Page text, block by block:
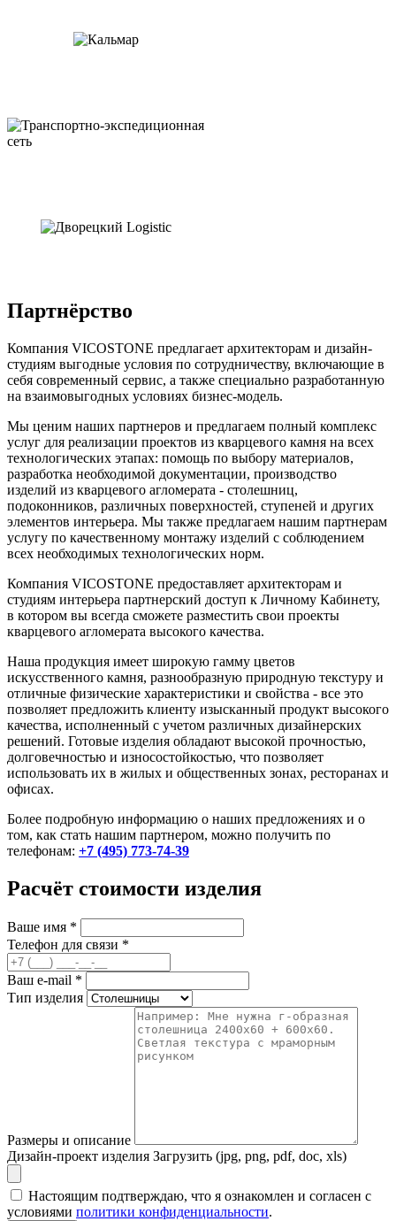
Партнёрство
Компания VICOSTONE предлагает архитекторам и дизайн-
студиям выгодные условия по сотрудничеству, включающие в
себя современный сервис, а также специально разработанную
на взаимовыгодных условиях бизнес-модель.
Мы ценим наших партнеров и предлагаем полный комплекс
услуг для реализации проектов из кварцевого камня на всех
технологических этапах: помощь по выбору материалов,
разработка необходимой документации, производство
изделий из кварцевого агломерата - столешниц,
подоконников, различных поверхностей, ступеней и других
элементов интерьера. Мы также предлагаем нашим партнерам
услугу по качественному монтажу изделий с соблюдением
всех необходимых технологических норм.
Компания VICOSTONE предоставляет архитекторам и
студиям интерьера партнерский доступ к Личному Кабинету,
в котором вы всегда сможете разместить свои проекты
кварцевого агломерата высокого качества.
Наша продукция имеет широкую гамму цветов
искусственного камня, разнообразную природную текстуру и
отличные физические характеристики и свойства - все это
позволяет предложить клиенту изысканный продукт высокого
качества, исполненный с учетом различных дизайнерских
решений. Готовые изделия обладают высокой прочностью,
долговечностью и износостойкостью, что позволяет
использовать их в жилых и общественных зонах, ресторанах и
офисах.
Более подробную информацию о наших предложениях и о
том, как стать нашим партнером, можно получить по
телефонам: +7 (495) 773-74-39
Расчёт стоимости изделия
Ваше имя *
Телефон для связи *
Ваш e-mail *
Тип изделия
Размеры и описание
Дизайн-проект изделия Загрузить (jpg, png, pdf, doc, xls)
Настоящим подтверждаю, что я ознакомлен и согласен с
условиями политики конфиденциальности.